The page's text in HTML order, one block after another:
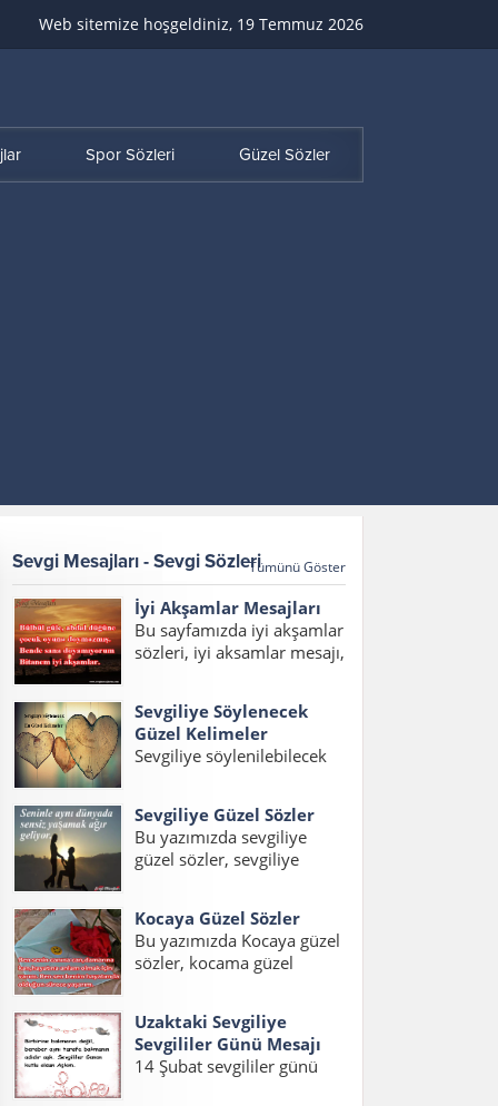
Web sitemize hoşgeldiniz, 19 Temmuz 2026
Spor Sözleri Güzel Sözler
Sevgi Mesajları - Sevgi SözleriTümünü Göster
İyi Akşamlar Mesajları
Bu sayfamızda iyi akşamlar
sözleri, iyi aksamlar mesajı,
akşamlar mesajı, en güzel
iyi akşamlar mesajı
yazılarını bulabilirsiniz.
çocuk oyuna doymazmış....
Sevgiliye Söylenecek
Güzel Kelimeler
Sevgiliye söylenilebilecek
içerisinde sevgiliye
söylenecek en güzel
kelimeler, erkek sevgiliye
sevgiliye söylenecek güzel
aşk kelimelerini
okuyabilirsiniz. Sevgiliye
Söylenecek En Güzel...
Sevgiliye Güzel Sözler
Bu yazımızda sevgiliye
güzel sözler, sevgiliye
sözler kısa, sevgiliye kısa
sözler, sevgiliye aşk sözleri
konulu bir yazı hazırladık.
sözler,sevgiliye güzel...
Kocaya Güzel Sözler
Bu yazımızda Kocaya güzel
sözler, kocama güzel
güzel mesajlar, kocama
mesaj konuları üzerinde bir
sayfa hazırladık. İnsanların
Uzaktaki Sevgiliye
Sevgililer Günü Mesajı
14 Şubat sevgililer günü